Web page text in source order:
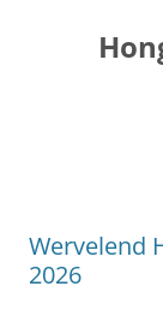
Wervelend
2026